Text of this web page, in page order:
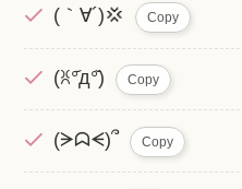
(｀∀´)💢 Copy
(ꐦ°᷄д°᷅) Copy
(ᗒᗣᗕ)՞ Copy